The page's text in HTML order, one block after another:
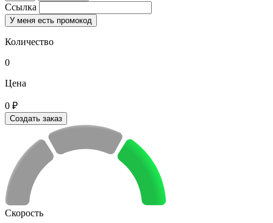
Ссылка
У меня есть промокод
Количество
0
Цена
0 ₽
Создать заказ
Скорость